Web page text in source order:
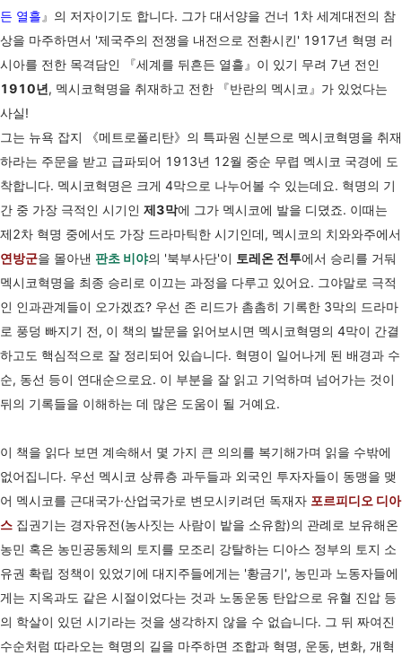
든 열흘 』의 저자이기도 합니다. 그가 대서양을 건너 1차 세계대전의 참
상을 마주하면서 '제국주의 전쟁을 내전으로 전환시킨' 1917년 혁명 러
시아를 전한 목격담인 『세계를 뒤흔든 열흘』이 있기 무려 7년 전인
1910년, 멕시코혁명을 취재하고 전한 『반란의 멕시코』가 있었다는
사실!
그는 뉴욕 잡지 《메트로폴리탄》의 특파원 신분으로 멕시코혁명을 취재
하라는 주문을 받고 급파되어 1913년 12월 중순 무렵 멕시코 국경에 도
착합니다. 멕시코혁명은 크게 4막으로 나누어볼 수 있는데요. 혁명의 기
간 중 가장 극적인 시기인 제3막에 그가 멕시코에 발을 디뎠죠. 이때는
제2차 혁명 중에서도 가장 드라마틱한 시기인데, 멕시코의 치와와주에서
연방군을 몰아낸 판초 비야의 '북부사단'이 토레온 전투에서 승리를 거둬
멕시코혁명을 최종 승리로 이끄는 과정을 다루고 있어요. 그야말로 극적
인 인과관계들이 오가겠죠? 우선 존 리드가 촘촘히 기록한 3막의 드라마
로 풍덩 빠지기 전, 이 책의 발문을 읽어보시면 멕시코혁명의 4막이 간결
하고도 핵심적으로 잘 정리되어 있습니다. 혁명이 일어나게 된 배경과 수
순, 동선 등이 연대순으로요. 이 부분을 잘 읽고 기억하며 넘어가는 것이
뒤의 기록들을 이해하는 데 많은 도움이 될 거예요.
이 책을 읽다 보면 계속해서 몇 가지 큰 의의를 복기해가며 읽을 수밖에
없어집니다. 우선 멕시코 상류층 과두들과 외국인 투자자들이 동맹을 맺
어 멕시코를 근대국가·산업국가로 변모시키려던 독재자 포르피디오 디아
스 집권기는 경자유전(농사짓는 사람이 밭을 소유함)의 관례로 보유해온
농민 혹은 농민공동체의 토지를 모조리 강탈하는 디아스 정부의 토지 소
유권 확립 정책이 있었기에 대지주들에게는 '황금기', 농민과 노동자들에
게는 지옥과도 같은 시절이었다는 것과 노동운동 탄압으로 유혈 진압 등
의 학살이 있던 시기라는 것을 생각하지 않을 수 없습니다. 그 뒤 짜여진
수순처럼 따라오는 혁명의 길을 마주하면 조합과 혁명, 운동, 변화, 개혁